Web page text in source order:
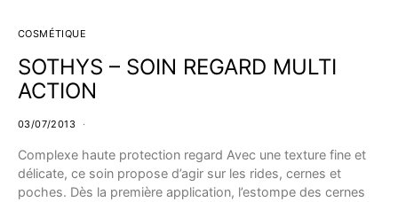
COSMÉTIQUE
SOTHYS – SOIN REGARD MULTI
ACTION
03/07/2013
Complexe haute protection regard Avec une texture fine et
délicate, ce soin propose d’agir sur les rides, cernes et
poches. Dès la première application, l’estompe des cernes